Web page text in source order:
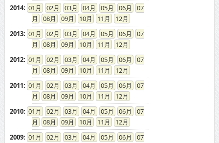
2014: 01 02 03 04 05 06
07
08
09 10 11
12
2013: 01 02 03 04 05 06
07
08
09 10 11
12
2012: 01 02 03 04 05 06
07
08
09 10 11
12
2011: 01 02 03 04 05 06
07
08
09 10 11
12
2010: 01 02 03 04 05 06
07
08
09 10 11
12
2009: 01 02 03 04 05 06
07